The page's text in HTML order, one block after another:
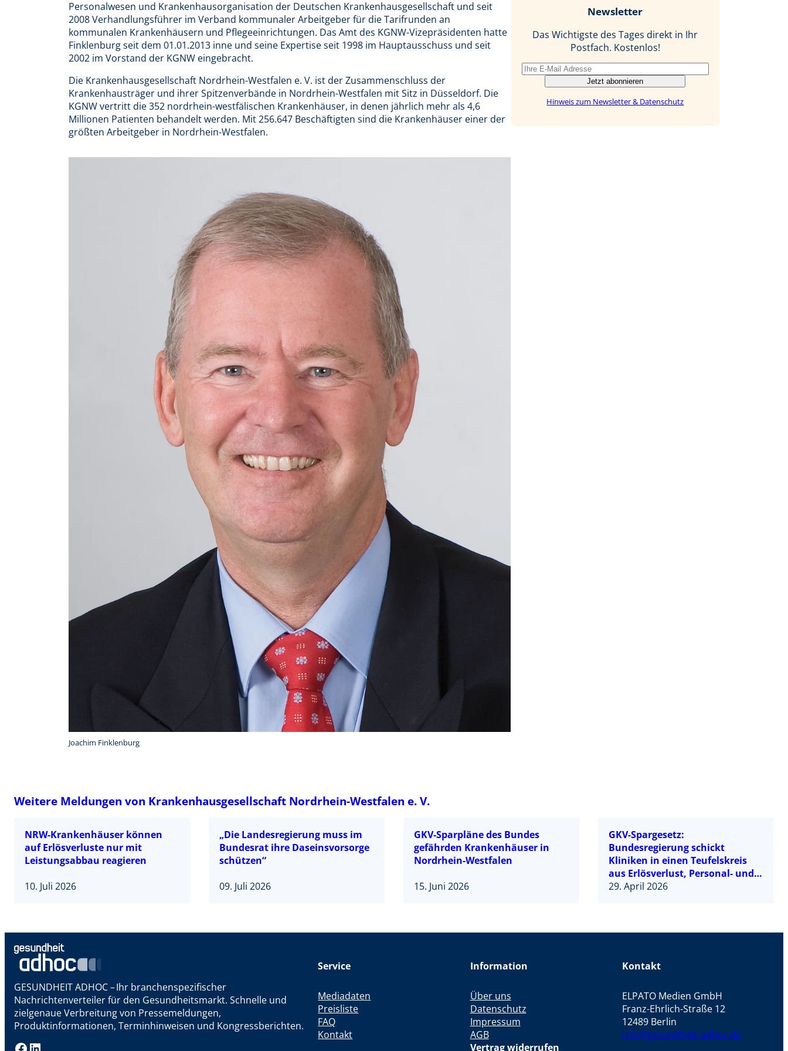
Personalwesen und Krankenhausorganisation der Deutschen Krankenhausgesellschaft und seit
2008 Verhandlungsführer im Verband kommunaler Arbeitgeber für die Tarifrunden an
kommunalen Krankenhäusern und Pflegeeinrichtungen. Das Amt des KGNW-Vizepräsidenten hatte
Finklenburg seit dem 01.01.2013 inne und seine Expertise seit 1998 im Hauptausschuss und seit
2002 im Vorstand der KGNW eingebracht.
Die Krankenhausgesellschaft Nordrhein-Westfalen e. V. ist der Zusammenschluss der
Krankenhausträger und ihrer Spitzenverbände in Nordrhein-Westfalen mit Sitz in Düsseldorf. Die
KGNW vertritt die 352 nordrhein-westfälischen Krankenhäuser, in denen jährlich mehr als 4,6
Millionen Patienten behandelt werden. Mit 256.647 Beschäftigten sind die Krankenhäuser einer der
größten Arbeitgeber in Nordrhein-Westfalen.
Joachim Finklenburg
n
l
Newsletter
Das Wichtigste des Tages direkt in Ihr
Postfach. Kostenlos!
Jetzt abonnieren
Hinweis zum Newsletter & Datenschutz
Weitere Meldungen von Krankenhausgesellschaft Nordrhein-Westfalen e. V.
NRW-Krankenhäuser können
auf Erlösverluste nur mit
Leistungsabbau reagieren
10. Juli 2026
„Die Landesregierung muss im
Bundesrat ihre Daseinsvorsorge
schützen“
09. Juli 2026
GKV-Sparpläne des Bundes
gefährden Krankenhäuser in
Nordrhein-Westfalen
15. Juni 2026
GKV-Spargesetz:
Bundesregierung schickt
Kliniken in einen Teufelskreis
aus Erlösverlust, Personal- und
Leistungsabbau
29. April 2026
GESUNDHEIT ADHOC – Ihr branchenspezifischer
Nachrichtenverteiler für den Gesundheitsmarkt. Schnelle und
zielgenaue Verbreitung von Pressemeldungen,
Produktinformationen, Terminhinweisen und Kongressberichten.
Service
Mediadaten
Preisliste
FAQ
Kontakt
Information
Über uns
Datenschutz
Impressum
AGB
Vertrag widerrufen
Kontakt
ELPATO Medien GmbH
Franz-Ehrlich-Straße 12
12489 Berlin
info@gesundheit-adhoc.de